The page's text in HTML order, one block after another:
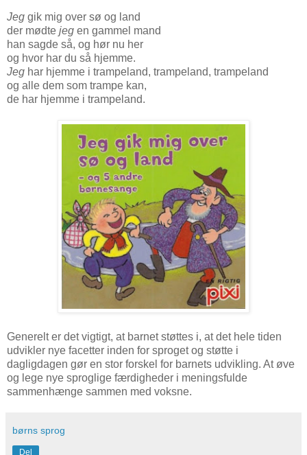
Jeg gik mig over sø og land
der mødte jeg en gammel mand
han sagde så, og hør nu her
og hvor har du så hjemme.
Jeg har hjemme i trampeland, trampeland, trampeland
og alle dem som trampe kan,
de har hjemme i trampeland.
Generelt er det vigtigt, at barnet støttes i, at det hele tiden
udvikler nye facetter inden for sproget og støtte i
dagligdagen gør en stor forskel for barnets udvikling. At øve
og lege nye sproglige færdigheder i meningsfulde
sammenhænge sammen med voksne.
børns sprog
Del